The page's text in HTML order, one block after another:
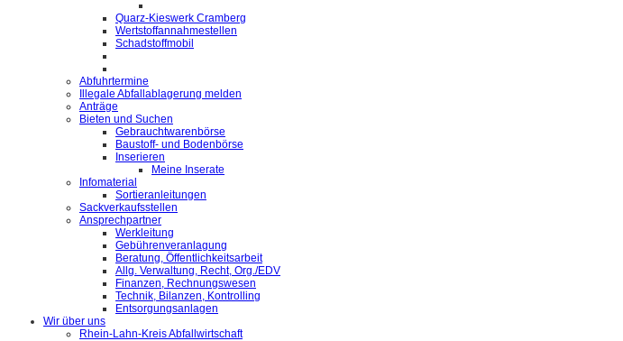
Quarz-Kieswerk Cramberg
Wertstoffannahmestellen
Schadstoffmobil
Abfuhrtermine
Illegale Abfallablagerung melden
Anträge
Bieten und Suchen
Gebrauchtwarenbörse
Baustoff- und Bodenbörse
Inserieren
Meine Inserate
Infomaterial
Sortieranleitungen
Sackverkaufsstellen
Ansprechpartner
Werkleitung
Gebührenveranlagung
Beratung, Öffentlichkeitsarbeit
Allg. Verwaltung, Recht, Org./EDV
Finanzen, Rechnungswesen
Technik, Bilanzen, Kontrolling
Entsorgungsanlagen
Wir über uns
Rhein-Lahn-Kreis Abfallwirtschaft